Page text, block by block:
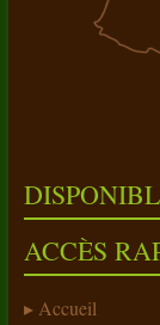
ACCÈS
Accueil